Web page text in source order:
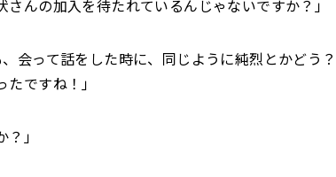
さんの加入を待たれているんじゃないですか？」
、会って話をした時に、同じように純烈とかどう
ですね！」
」